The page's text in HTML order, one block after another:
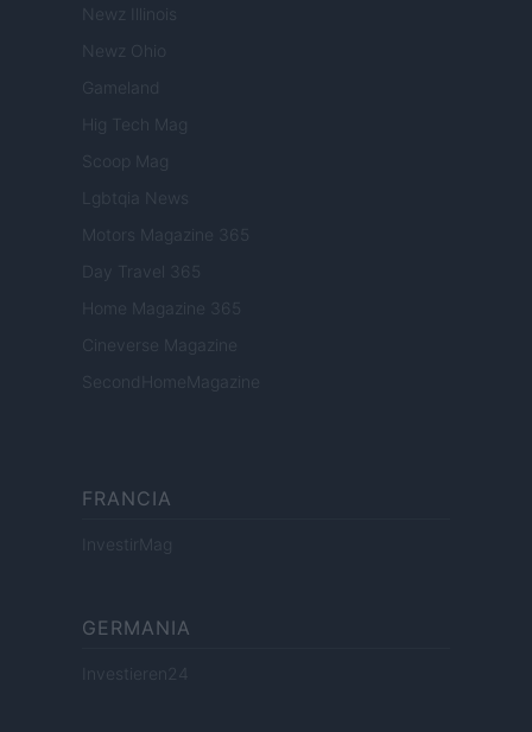
Newz Illinois
Newz Ohio
Gameland
Hig Tech Mag
Scoop Mag
Lgbtqia News
Motors Magazine 365
Day Travel 365
Home Magazine 365
Cineverse Magazine
SecondHomeMagazine
FRANCIA
InvestirMag
GERMANIA
Investieren24